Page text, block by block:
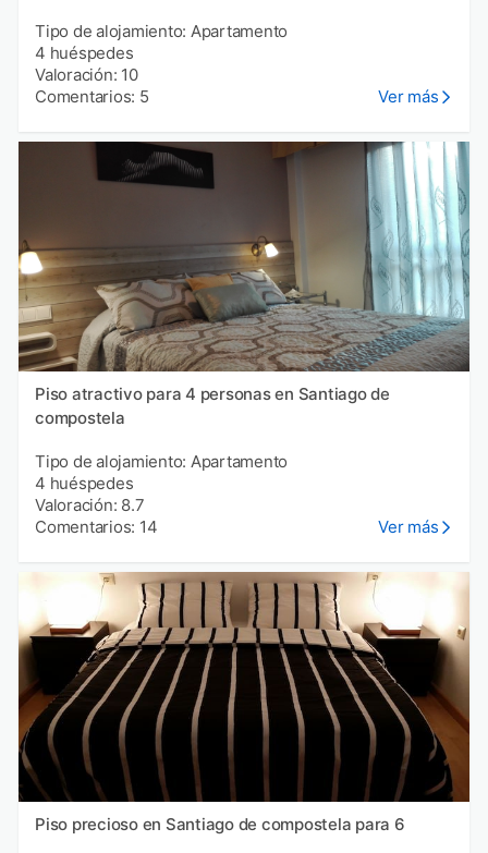
Tipo de alojamiento: Apartamento
4 huéspedes
Valoración: 10
Comentarios: 5
Ver más
Piso atractivo para 4 personas en Santiago de
compostela
Tipo de alojamiento: Apartamento
4 huéspedes
Valoración: 8.7
Comentarios: 14
Ver más
Piso precioso en Santiago de compostela para 6